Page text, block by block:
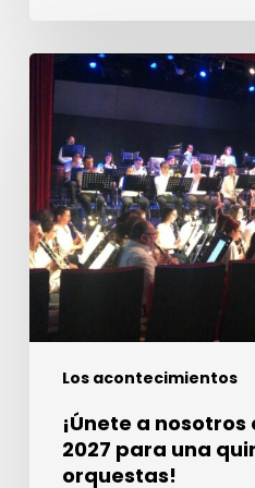
Los acontecimientos
nosotros
enero
de
2027
para
una
quincena
orquestas!
¡Únete a nosotros
2027 para una
orquestas!